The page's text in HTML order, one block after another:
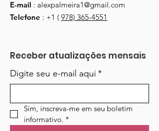
E-mail : alexpalmeira1@gmail.com
Telefone : +1 ( 978) 365-4551
Receber atualizações mensais
Digite seu e-mail aqui *
Sim, inscreva-me em seu boletim
informativo. *